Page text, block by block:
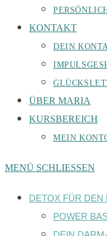
KONTAKT
DEIN
ÜBER MARIA
KURSBEREICH
MEIN
MENÜ SCHLIESSEN
DETOX FÜR DEN
POWER